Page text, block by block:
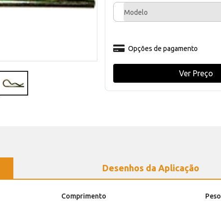
Modelo
Opções de pagamento
Ver Preço
Desenhos da Aplicação
Comprimento Peso